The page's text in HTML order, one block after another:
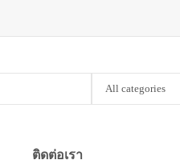
All categories
ติดต่อเรา